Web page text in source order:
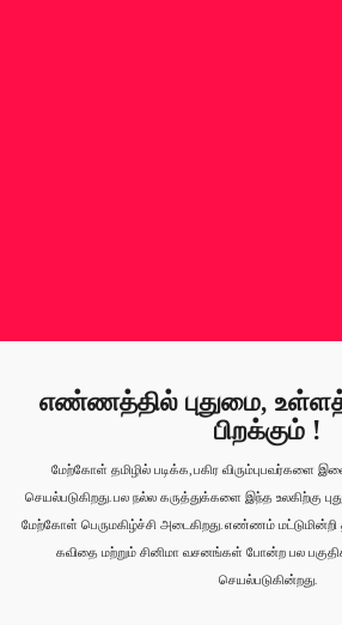
எண்ணத்தில் புதுமை,
பிறக்கும் !
மேற்கோள் தமிழில் படிக்க, பகிர
செயல்படுகிறது. பல நல்ல கருத்துக்களை இந்த உலகிற்கு
மேற்கோள் பெருமகிழ்ச்சி அடைகிறது. எண்ணம் மட்டுமின்றி
கவிதை மற்றும் சினிமா வசனங்கள் போன்ற பல
செயல்படுகின்றது.